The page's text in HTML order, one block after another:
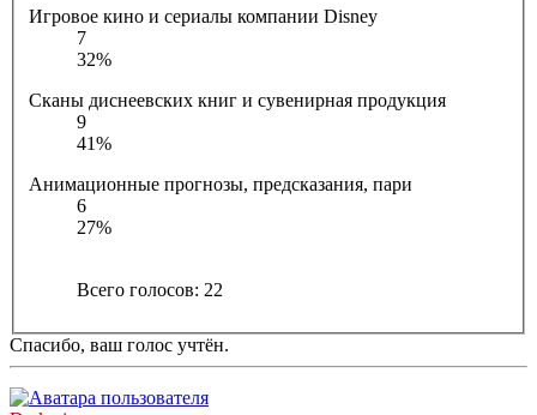
Игровое кино и сериалы компании Disney
7
32%
Сканы диснеевских книг и сувенирная продукция
9
41%
Анимационные прогнозы, предсказания, пари
6
27%
Всего голосов: 22
Спасибо, ваш голос учтён.